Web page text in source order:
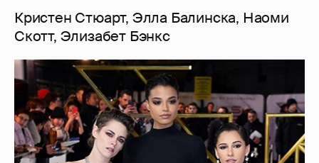
Кристен Стюарт, Элла Балинска, Наоми
Скотт, Элизабет Бэнкс